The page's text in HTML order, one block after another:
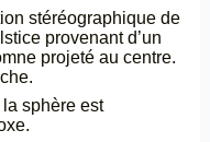
stéréographique de
provenant d’un
projeté au centre.
sphère est